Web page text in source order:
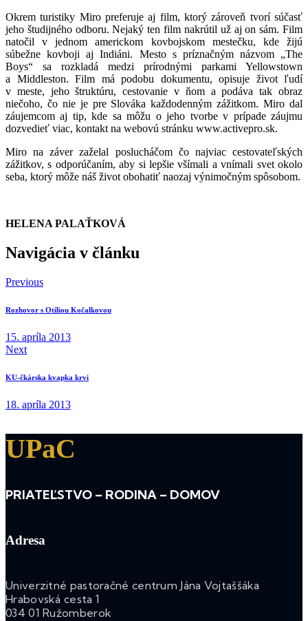
Okrem turistiky Miro preferuje aj film, ktorý zároveň tvorí súčasť
jeho študijného odboru. Nejaký ten film nakrútil už aj on sám. Film
natočil v jednom americkom kovbojskom mestečku, kde žijú
súbežne kovboji aj Indiáni. Mesto s príznačným názvom „The
Boys“ sa rozkladá medzi prírodnými parkami Yellowstown
a Middleston. Film má podobu dokumentu, opisuje život ľudí
v meste, jeho štruktúru, cestovanie v ňom a podáva tak obraz
niečoho, čo nie je pre Slováka každodenným zážitkom. Miro dal
záujemcom aj tip, kde sa môžu o jeho tvorbe v prípade záujmu
dozvedieť viac, kontakt na webovú stránku www.activepro.sk.
Miro na záver zaželal poslucháčom čo najviac cestovateľských
zážitkov, s odporúčaním, aby si lepšie všímali a vnímali svet okolo
seba, ktorý môže náš život obohatiť naozaj výnimočným spôsobom.
HELENA PALAŤKOVÁ
Navigácia v článku
Previous
Rozhovor s Otíliou Kočalkovou
15. apríla 2013
Next
KU-čkárska kvapka krvi
18. apríla 2013
UPaC
PRIATEĽSTVO – RODINA – DOMOV
Adresa
Univerzitné pastoračné centrum Jána Vojtaššáka
Hrabovská cesta 1
034 01 Ružomberok